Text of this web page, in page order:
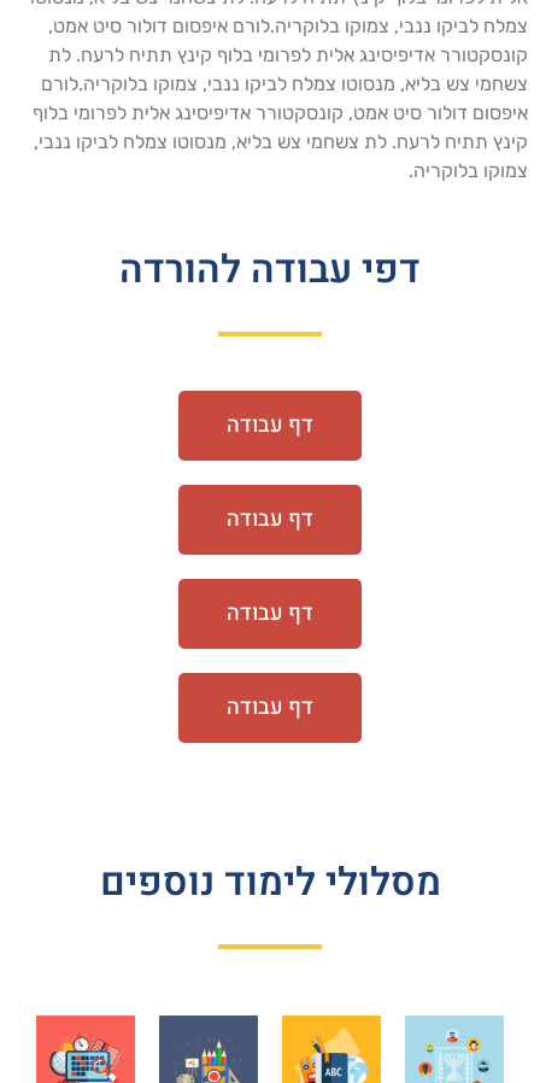
לביקו ננבי, צמוקו בלוקריה.לורם איפסום דולור סיט אמט,
אדיפיסינג אלית לפרומי בלוף קינץ תתיח לרעח. לת
צש בליא, מנסוטו צמלח לביקו ננבי, צמוקו בלוקריה.לורם
דולור סיט אמט, קונסקטורר אדיפיסינג אלית לפרומי בלוף
תתיח לרעח. לת צשחמי צש בליא, מנסוטו צמלח לביקו ננבי,
בלוקריה.
דפי עבודה להורדה
דף עבודה
דף עבודה
דף עבודה
דף עבודה
מסלולי לימוד נוספים